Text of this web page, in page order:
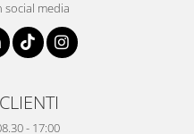
social media
- 17:00